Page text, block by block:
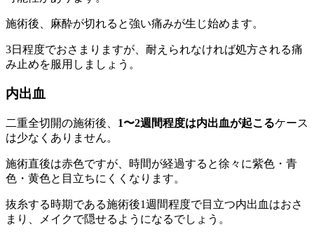
施術後、麻酔が切れると強い痛みが生じ始めます。
3日程度でおさまりますが、耐えられなければ処方される痛
み止めを服用しましょう。
内出血
二重全切開の施術後、 1〜2週間程度は内出血が起こるケース
は少なくありません。
施術直後は赤色ですが、時間が経過すると徐々に紫色・青
色・黄色と目立ちにくくなります。
抜糸する時期である施術後1週間程度で目立つ内出血はおさ
まり、メイクで隠せるようになるでしょう。